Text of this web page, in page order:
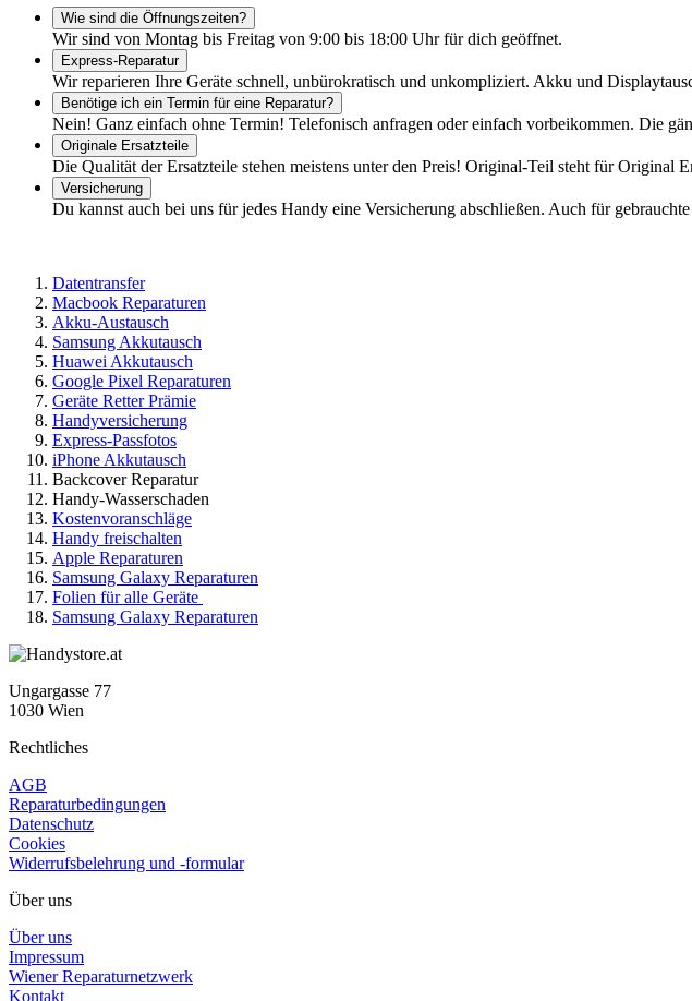
Wie sind die Öffnungszeiten?
Wir sind von Montag bis Freitag von 9:00 bis 18:00 Uhr für dich geöffnet.
Express-Reparatur
Wir reparieren Ihre Geräte schnell, unbürokratisch und unkompliziert. Akku und
Benötige ich ein Termin für eine Reparatur?
Nein! Ganz einfach ohne Termin! Telefonisch anfragen oder einfach vorbeikommen. Die
Originale Ersatzteile
Die Qualität der Ersatzteile stehen meistens unter den Preis! Original-Teil steht für
Versicherung
Du kannst auch bei uns für jedes Handy eine Versicherung abschließen. Auch für
Datentransfer
Macbook Reparaturen
Akku-Austausch
Samsung Akkutausch
Huawei Akkutausch
Google Pixel Reparaturen
Geräte Retter Prämie
Handyversicherung
Express-Passfotos
iPhone Akkutausch
Backcover Reparatur
Handy-Wasserschaden
Kostenvoranschläge
Handy freischalten
Apple Reparaturen
Samsung Galaxy Reparaturen
Folien für alle Geräte
Samsung Galaxy Reparaturen
Ungargasse 77
1030 Wien
Rechtliches
AGB
Reparaturbedingungen
Datenschutz
Cookies
Widerrufsbelehrung und -formular
Über uns
Über uns
Impressum
Wiener Reparaturnetzwerk
Kontakt